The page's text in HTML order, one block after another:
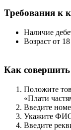
Требования к
Наличие
Возраст от
Как
Положите
«Плати
Введите
Укажите
Введите